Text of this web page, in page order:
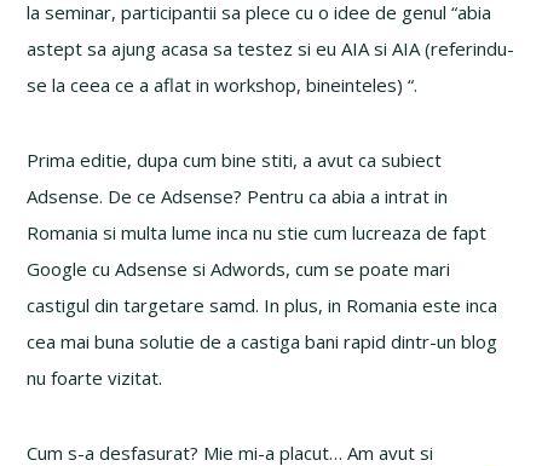
la seminar, participantii sa plece cu o idee de genul “abia
astept sa ajung acasa sa testez si eu AIA si AIA (referindu-
se la ceea ce a aflat in workshop, bineinteles) “.
Prima editie, dupa cum bine stiti, a avut ca subiect
Adsense. De ce Adsense? Pentru ca abia a intrat in
Romania si multa lume inca nu stie cum lucreaza de fapt
Google cu Adsense si Adwords, cum se poate mari
castigul din targetare samd. In plus, in Romania este inca
cea mai buna solutie de a castiga bani rapid dintr-un blog
nu foarte vizitat.
Cum s-a desfasurat? Mie mi-a placut… Am avut si